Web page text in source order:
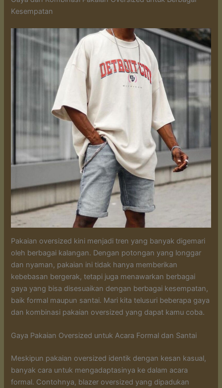
Kesempatan
Pakaian oversized kini menjadi tren yang banyak digemari
oleh berbagai kalangan. Dengan potongan yang longgar
dan nyaman, pakaian ini tidak hanya memberikan
kebebasan bergerak, tetapi juga menawarkan berbagai
gaya yang bisa disesuaikan dengan berbagai kesempatan,
baik formal maupun santai. Mari kita telusuri beberapa gaya
dan kombinasi pakaian oversized yang dapat kamu coba.
Gaya Pakaian Oversized untuk Acara Formal dan Santai
Meskipun pakaian oversized identik dengan kesan kasual,
banyak cara untuk mengadaptasinya ke dalam acara
formal. Contohnya, blazer oversized yang dipadukan